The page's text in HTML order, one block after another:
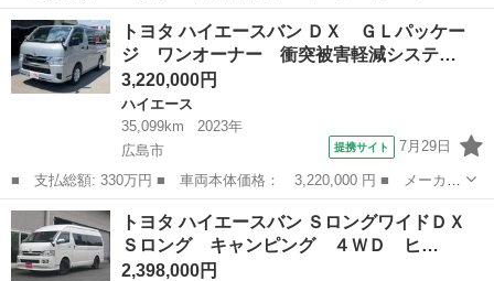
ー名： トヨタ ■ 車種名： ハイエースバン ■ グレード名： ロ
ングスーパーＧＬ １オーナー 禁煙車 屋内保管 キャンピング
車 両側パ...
広島 広島市 ハイエース
トヨタ ハイエースバン ＤＸ ＧＬパッケー
ジ ワンオーナー 衝突被害軽減システ…
3,220,000円
ハイエース
35,099km
2023年
広島市
提携サイト 7月29日
■ 支払総額: 330万円 ■ 車両本体価格： 3,220,000 円 ■ メーカー
名： トヨタ ■ 車種名： ハイエースバン ■ グレード名： Ｄ
Ｘ ＧＬパッケージ ワンオーナー 衝突被害軽減システム ドライ
ブレコーダー...
広島 広島市 ハイエース
トヨタ ハイエースバン ＳロングワイドＤＸ
Ｓロング キャンピング ４ＷＤ ヒ…
2,398,000円